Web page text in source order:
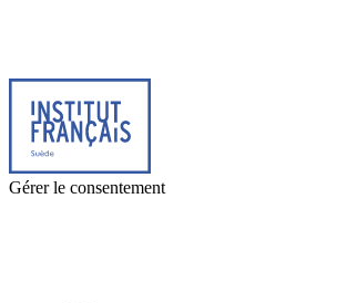
Gérer le consentement